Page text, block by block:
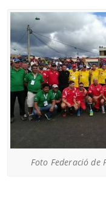
Foto Federació de